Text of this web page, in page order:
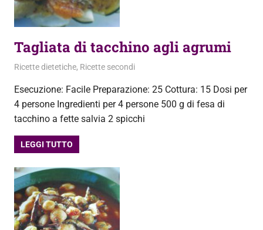
Tagliata di tacchino agli agrumi
22 Ottobre 2012
admin
Ricette dietetiche, Ricette secondi
Esecuzione: Facile Preparazione: 25 Cottura: 15 Dosi per
4 persone Ingredienti per 4 persone 500 g di fesa di
tacchino a fette salvia 2 spicchi
LEGGI TUTTO